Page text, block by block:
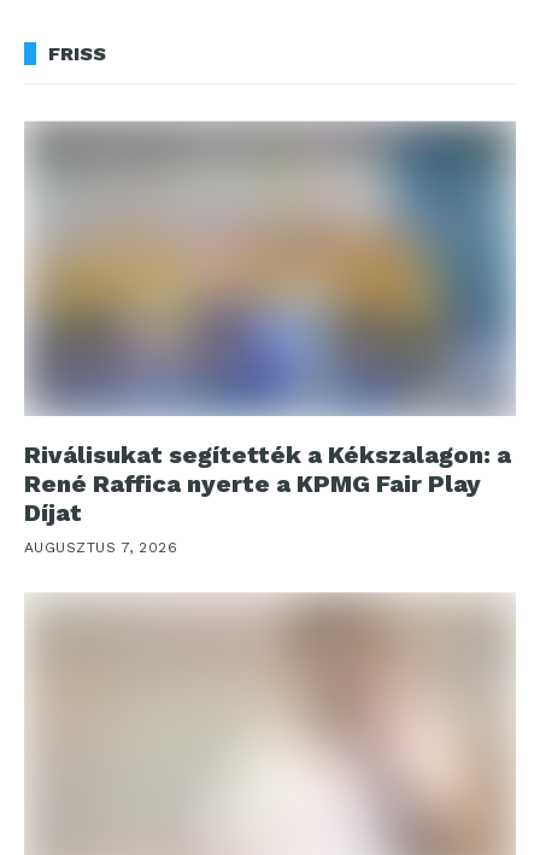
FRISS
Riválisukat segítették a Kékszalagon: a
René Raffica nyerte a KPMG Fair Play
Díjat
AUGUSZTUS 7, 2026